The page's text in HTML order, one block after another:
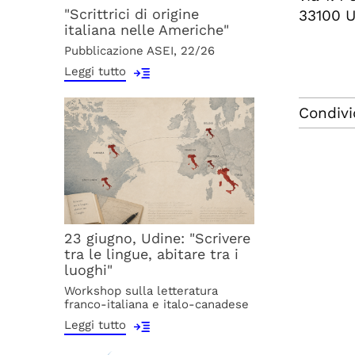
33100
"Scrittrici di origine
italiana nelle Americhe"
Pubblicazione ASEI, 22/26
Leggi tutto
23 giugno, Udine: "Scrivere
tra le lingue, abitare tra i
luoghi"
Workshop sulla letteratura
franco-italiana e italo-canadese
Leggi tutto